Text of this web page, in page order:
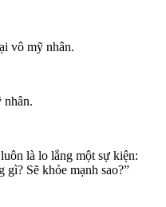
vô mỹ nhân.
nhân.
là lo lắng một sự kiện:
gì? Sẽ khỏe mạnh sao?”